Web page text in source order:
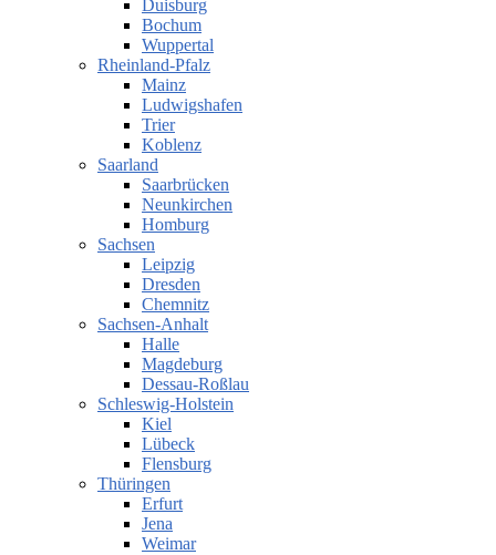
Duisburg
Bochum
Wuppertal
Rheinland-Pfalz
Mainz
Ludwigshafen
Trier
Koblenz
Saarland
Saarbrücken
Neunkirchen
Homburg
Sachsen
Leipzig
Dresden
Chemnitz
Sachsen-Anhalt
Halle
Magdeburg
Dessau-Roßlau
Schleswig-Holstein
Kiel
Lübeck
Flensburg
Thüringen
Erfurt
Jena
Weimar